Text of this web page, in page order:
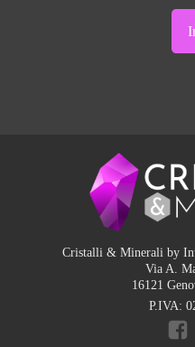
Cristalli & Minerali by
Via A.
16121
P.IVA: